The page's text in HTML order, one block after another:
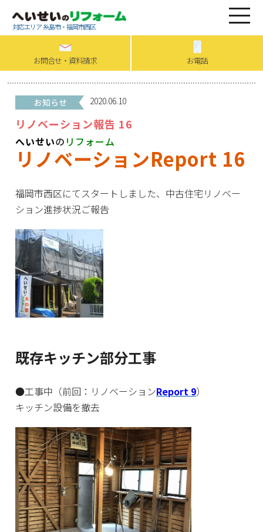
対応エリア 糸島市・福岡市西区
お問合せ・資料請求 お電話
2020.06.10
リノベーション報告 16
へいせいの リフォーム
リノベーションReport 16
福岡市西区にてスタートしました、中古住宅リノベー
ション進捗状況ご報告
既存キッチン部分工事
●工事中（前回：リノベーションReport 9）
キッチン設備を撤去